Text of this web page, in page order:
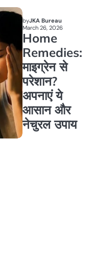
byJKA Bureau
March 26, 2026
Home
Remedies:
माइग्रेन से
परेशान?
अपनाएं ये
आसान और
नेचुरल उपाय